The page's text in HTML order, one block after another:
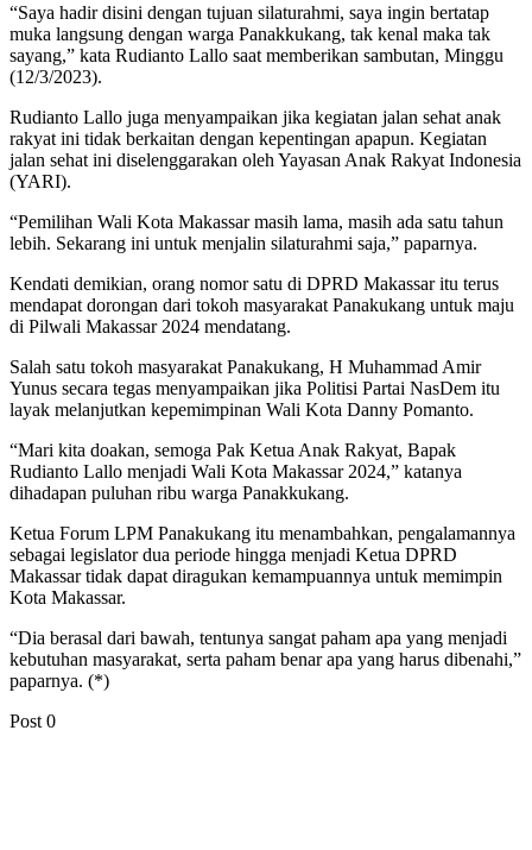
“Saya hadir disini dengan tujuan silaturahmi, saya ingin bertatap
muka langsung dengan warga Panakkukang, tak kenal maka tak
sayang,” kata Rudianto Lallo saat memberikan sambutan, Minggu
(12/3/2023).
Rudianto Lallo juga menyampaikan jika kegiatan jalan sehat anak
rakyat ini tidak berkaitan dengan kepentingan apapun. Kegiatan
jalan sehat ini diselenggarakan oleh Yayasan Anak Rakyat Indonesia
(YARI).
“Pemilihan Wali Kota Makassar masih lama, masih ada satu tahun
lebih. Sekarang ini untuk menjalin silaturahmi saja,” paparnya.
Kendati demikian, orang nomor satu di DPRD Makassar itu terus
mendapat dorongan dari tokoh masyarakat Panakukang untuk maju
di Pilwali Makassar 2024 mendatang.
Salah satu tokoh masyarakat Panakukang, H Muhammad Amir
Yunus secara tegas menyampaikan jika Politisi Partai NasDem itu
layak melanjutkan kepemimpinan Wali Kota Danny Pomanto.
“Mari kita doakan, semoga Pak Ketua Anak Rakyat, Bapak
Rudianto Lallo menjadi Wali Kota Makassar 2024,” katanya
dihadapan puluhan ribu warga Panakkukang.
Ketua Forum LPM Panakukang itu menambahkan, pengalamannya
sebagai legislator dua periode hingga menjadi Ketua DPRD
Makassar tidak dapat diragukan kemampuannya untuk memimpin
Kota Makassar.
“Dia berasal dari bawah, tentunya sangat paham apa yang menjadi
kebutuhan masyarakat, serta paham benar apa yang harus dibenahi,”
paparnya. (*)
Post 0